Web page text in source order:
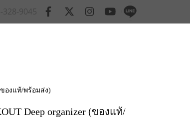
328-9045
(ของแท้/พร้อมส่ง)
Deep organizer (ของแท้/